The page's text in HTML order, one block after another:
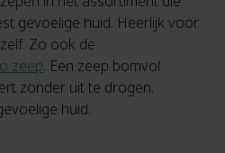
gevoelige huid. Heerlijk voor
Zo ook de
zeep. Een zeep bomvol
zonder uit te drogen.
huid.